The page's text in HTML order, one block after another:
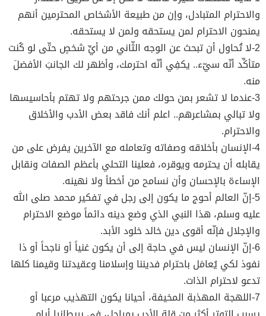
والاحترام المتبادل، وإن من طبيعة الأشخاص المحترمين أنهم
يمنحون الاحترام لمن يستحقه ولمن لا يستحقه.
2-لا تُحاول أن تبحث عن الوجه الثّاني من أيِّ شخصٍ حتّى لو كُنت
متأكِّد أنّه سيّء.. يكفِي أنّه احترمك، وأظهر لك الجانبَ الأفضلَ
منه.
3-عندما لا تشعر بمن حولك ممن جرحتهم ولا تهتم بأحاسيسها
ولا تبالي بمشاعرهم.. اعلم أنك فاقد بعض الأدب والأخلاق
والاحترام.
4-الإنسان بأخلاقه وصفاته وتعامله مع الآخرين يفرض على من
يقابله أن يحترمه ويوقره، فعلينا التحلي بأعظم الصفات ونقابل
الإساءة بالإحسان وأن نسامح من أخطأ ولا نهينه.
5-إنّ العالم أحوج ما يكون إلى رجل في تفكير محمد صلى الله
عليه وسلم، هذا النبي الذي وضع دينه دائماً موضع الاحترام
والإجلال فإنّه أقوى دين خالد خلود الأبد.
6-إنّ الإنسان ليس في حاجة إلى أن يكون غنياً أو ناجحاً أو ذا
نفوذ لكي يُعامَل باحترام فديننا وإسلامنا وعقيدتنا وقيمنا كلها
تدعو لاحترام الذات.
7-اللهجة المهذبة المخيفة، أحيانا يكون التهذيب مرعبا أو